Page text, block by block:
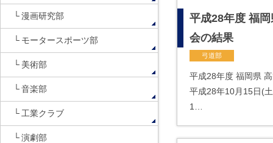
平成28年度 福
会の結果
弓道部
平成28年度 福岡県
平成28年10月15日
1…
漫画研究部
モータースポーツ部
美術部
音楽部
工業クラブ
演劇部